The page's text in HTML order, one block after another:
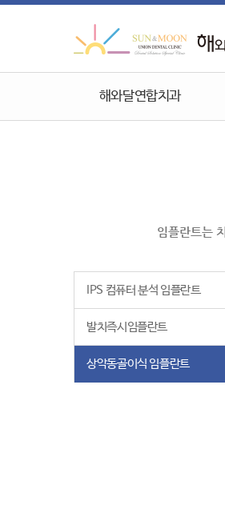
해와달연합치과
임플란트는
IPS 컴퓨터 분석 임플란트
발치즉시임플란트
상악동골이식 임플란트